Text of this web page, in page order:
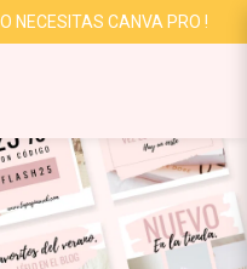
NECESITAS CANVA PRO !